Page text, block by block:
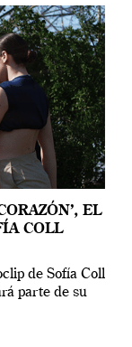
EL
COLL
de Sofía Coll
parte de su